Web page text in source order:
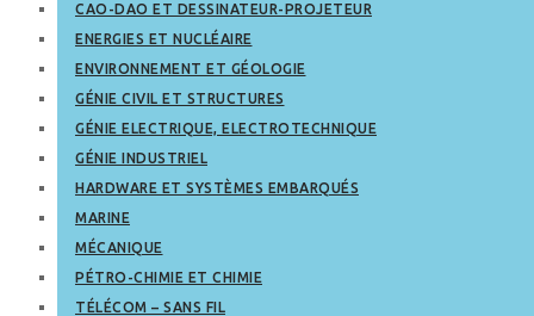
CAO-DAO ET DESSINATEUR-PROJETEUR
ENERGIES ET NUCLÉAIRE
ENVIRONNEMENT ET GÉOLOGIE
GÉNIE CIVIL ET STRUCTURES
GÉNIE ELECTRIQUE, ELECTROTECHNIQUE
GÉNIE INDUSTRIEL
HARDWARE ET SYSTÈMES EMBARQUÉS
MARINE
MÉCANIQUE
PÉTRO-CHIMIE ET CHIMIE
TÉLÉCOM – SANS FIL